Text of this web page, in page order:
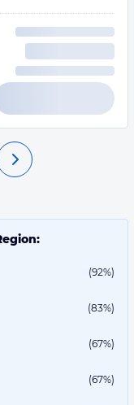
(92%)
(83%)
(67%)
(67%)